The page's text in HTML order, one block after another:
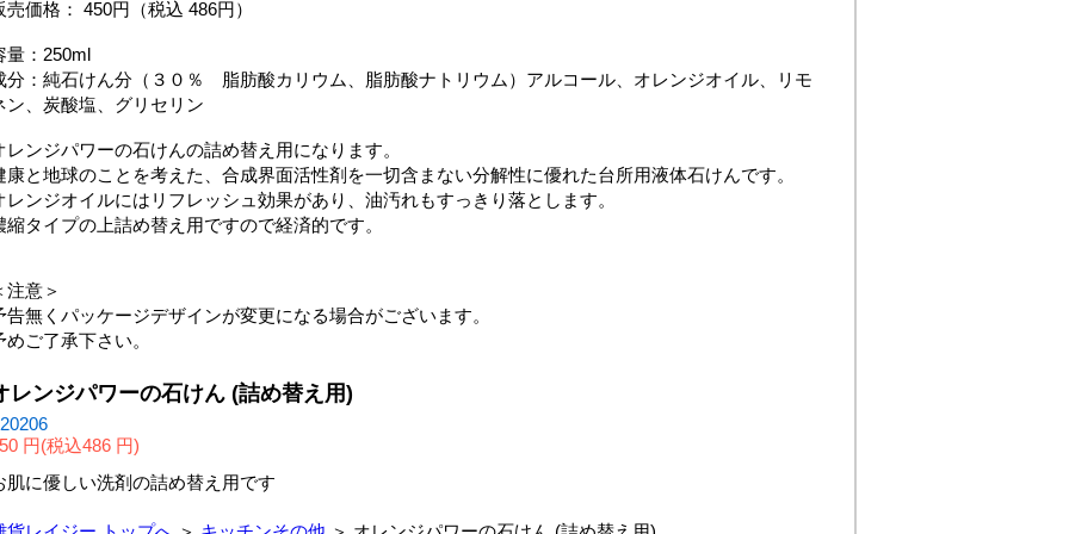
売価格： 450円（税込 486円）
量：250ml
分：純石けん分（３０％ 脂肪酸カリウム、脂肪酸ナトリウム）アルコール、オレンジオイル、リモ
ン、炭酸塩、グリセリン
レンジパワーの石けんの詰め替え用になります。
康と地球のことを考えた、合成界面活性剤を一切含まない分解性に優れた台所用液体石けんです。
レンジオイルにはリフレッシュ効果があり、油汚れもすっきり落とします。
縮タイプの上詰め替え用ですので経済的です。
注意＞
告無くパッケージデザインが変更になる場合がございます。
めご了承下さい。
レンジパワーの石けん (詰め替え用)
円(税込486 円)
肌に優しい洗剤の詰め替え用です